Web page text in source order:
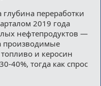
глубина переработки
2019 года
нефтепродуктов —
производимые
и керосин
40%, тогда как спрос